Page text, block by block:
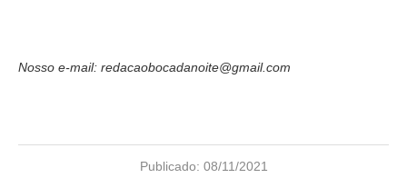
Nosso e-mail: redacaobocadanoite@gmail.com
Publicado: 08/11/2021